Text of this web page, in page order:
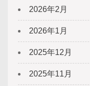
2026年2月
2026年1月
2025年12月
2025年11月